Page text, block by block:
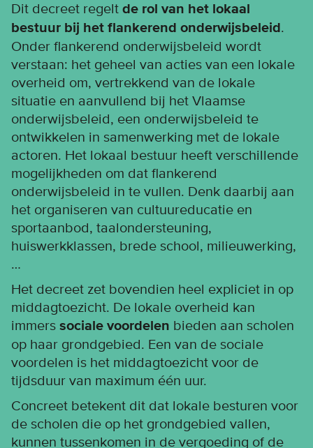
Dit decreet regelt de rol van het lokaal
bestuur bij het flankerend onderwijsbeleid.
Onder flankerend onderwijsbeleid wordt
verstaan: het geheel van acties van een lokale
overheid om, vertrekkend van de lokale
situatie en aanvullend bij het Vlaamse
onderwijsbeleid, een onderwijsbeleid te
ontwikkelen in samenwerking met de lokale
actoren. Het lokaal bestuur heeft verschillende
mogelijkheden om dat flankerend
onderwijsbeleid in te vullen. Denk daarbij aan
het organiseren van cultuureducatie en
sportaanbod, taalondersteuning,
huiswerkklassen, brede school, milieuwerking,
…
Het decreet zet bovendien heel expliciet in op
middagtoezicht. De lokale overheid kan
immers sociale voordelen bieden aan scholen
op haar grondgebied. Een van de sociale
voordelen is het middagtoezicht voor de
tijdsduur van maximum één uur.
Concreet betekent dit dat lokale besturen voor
de scholen die op het grondgebied vallen,
kunnen tussenkomen in de vergoeding of de